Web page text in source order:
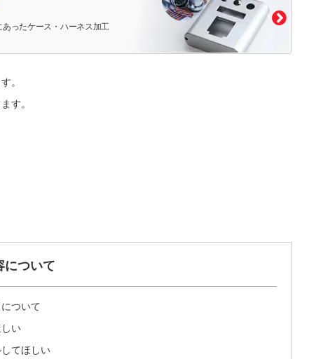
ったケース・ハーネス加工
。
す。
について
ついて
い
てほしい